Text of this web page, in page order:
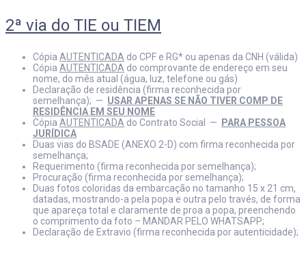
2ª via do TIE ou TIEM
Cópia AUTENTICADA do CPF e RG* ou apenas da CNH (válida)
Cópia AUTENTICADA do comprovante de endereço em seu
nome, do mês atual (água, luz, telefone ou gás)
Declaração de residência (firma reconhecida por
semelhança); — USAR APENAS SE NÃO TIVER COMP DE
RESIDÊNCIA EM SEU NOME
Cópia AUTENTICADA do Contrato Social —
PARA PESSOA
JURÍDICA
Duas vias do BSADE (ANEXO 2-D) com firma reconhecida por
semelhança;
Requerimento (firma reconhecida por semelhança);
Procuração (firma reconhecida por semelhança);
Duas fotos coloridas da embarcação no tamanho 15 x 21 cm,
datadas, mostrando-a pela popa e outra pelo través, de forma
que apareça total e claramente de proa a popa, preenchendo
o comprimento da foto – MANDAR PELO WHATSAPP;
Declaração de Extravio (firma reconhecida por autenticidade);